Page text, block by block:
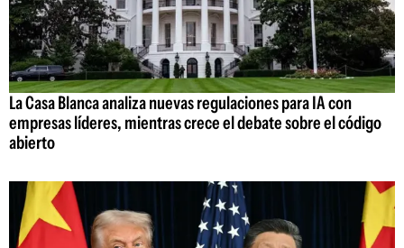
La Casa Blanca analiza nuevas regulaciones para IA con
empresas líderes, mientras crece el debate sobre el código
abierto